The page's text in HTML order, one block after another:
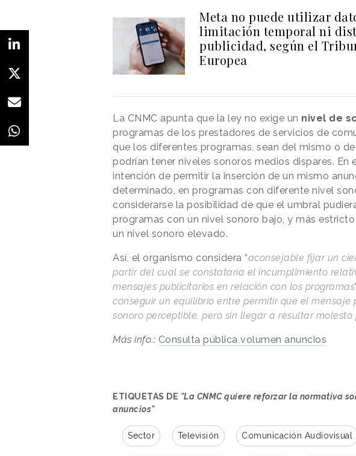
Meta no puede utilizar
limitación temporal ni
publicidad, según el
Europea
La CNMC apunta que la ley no exige un nivel de
programas de los prestadores de servicios de
que los diferentes programas, sean del mismo o
podrían tener niveles sonoros medios dispares. En
intención de permitir la inserción de un mismo
determinado, en programas con diferente nivel
considerarse la posibilidad de que el umbral
programas con un nivel sonoro bajo, y más
un nivel sonoro elevado.
Así, el organismo considera “aconsejable fijar un
partir del cual se constataría el incumplimiento
mensajes publicitarios en relación con los programas
conseguir un equilibrio entre permitir que el
sonoro perceptible, pero sin llegar a resultar
Más info.: Consulta pública volumen anuncios
ETIQUETAS DE "La CNMC quiere reforzar la normativa
anuncios"
Sector Televisión Comunicación Audiovisual